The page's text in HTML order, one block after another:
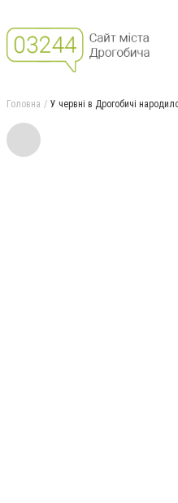
Головна У червні в Дрогобичі